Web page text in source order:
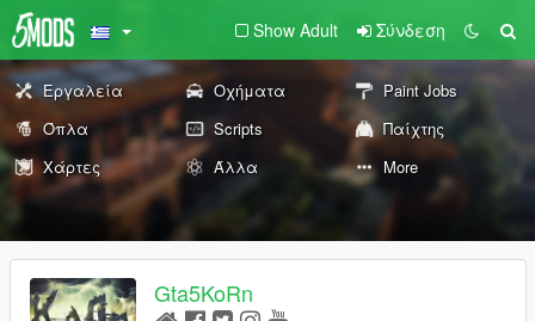
Show Adult Σύνδεση
Εργαλεία Οχήματα
Paint Jobs
Όπλα
Scripts
Παίχτης
Χάρτες
Άλλα More
Gta5KoRn